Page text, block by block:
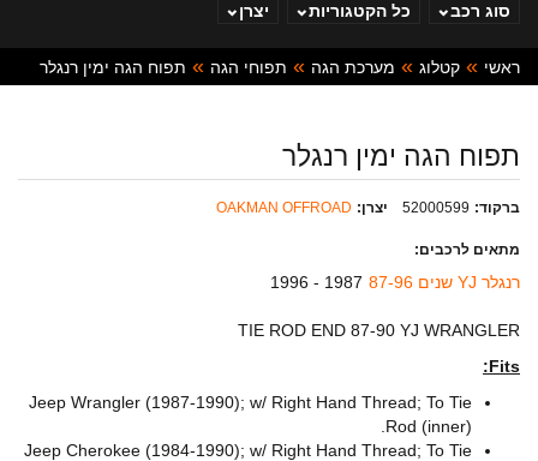
ב. ינוביץ
סוג רכב
כל הקטגוריות יצרן
ראשי קטלוג מערכת הגה תפוחי הגה תפוח הגה ימין רנגלר
תפוח הגה ימין רנגלר
ברקוד: 52000599 יצרן: OAKMAN OFFROAD
מתאים לרכבים:
רנגלר YJ שנים 87-96 1987 - 1996
TIE ROD END 87-90 YJ WRANGLER
Fits:
Jeep Wrangler (1987-1990); w/ Right Hand Thread; To Tie
Rod (inner).
Jeep Cherokee (1984-1990); w/ Right Hand Thread; To Tie